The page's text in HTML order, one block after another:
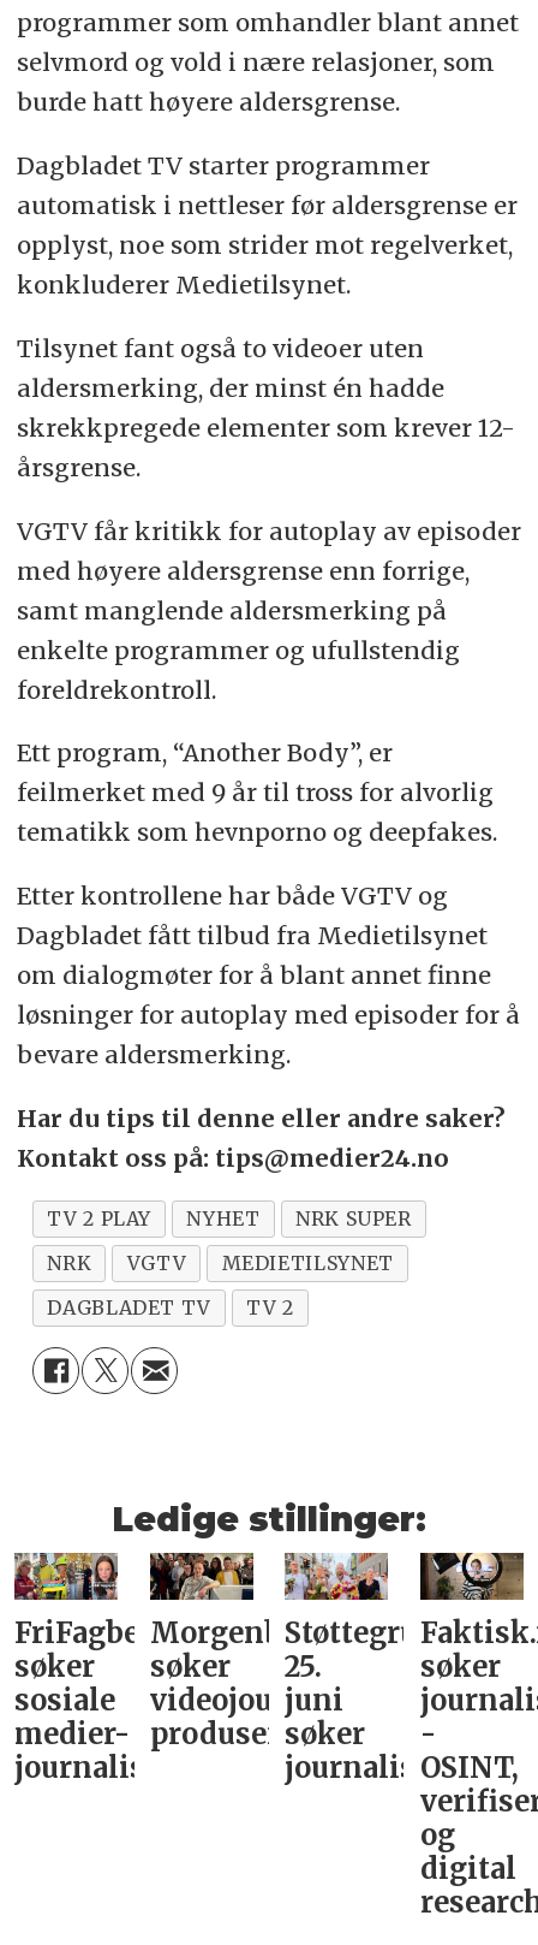
programmer som omhandler blant annet
selvmord og vold i nære relasjoner, som
burde hatt høyere aldersgrense.
Dagbladet TV starter programmer
automatisk i nettleser før aldersgrense er
opplyst, noe som strider mot regelverket,
konkluderer Medietilsynet.
Tilsynet fant også to videoer uten
aldersmerking, der minst én hadde
skrekkpregede elementer som krever 12-
årsgrense.
VGTV får kritikk for autoplay av episoder
med høyere aldersgrense enn forrige,
samt manglende aldersmerking på
enkelte programmer og ufullstendig
foreldrekontroll.
Ett program, “Another Body”, er
feilmerket med 9 år til tross for alvorlig
tematikk som hevnporno og deepfakes.
Etter kontrollene har både VGTV og
Dagbladet fått tilbud fra Medietilsynet
om dialogmøter for å blant annet finne
løsninger for autoplay med episoder for å
bevare aldersmerking.
Har du tips til denne eller andre saker?
Kontakt oss på: tips@medier24.no
TV 2 PLAY NYHET
NRK SUPER
NRK
VGTV
MEDIETILSYNET
DAGBLADET TV
TV 2
Ledige stillinger:
FriFagbevegelse
søker
sosiale
medier-
journalist
Morgenbladet
søker
videojournalist/podkast-
produsent
Støttegruppa
25.
juni
søker
journalist
søker
-
OSINT,
og
digital